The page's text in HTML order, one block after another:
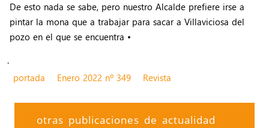
De esto nada se sabe, pero nuestro Alcalde prefiere irse a
pintar la mona que a trabajar para sacar a Villaviciosa del
pozo en el que se encuentra •
.
portada
Enero 2022 nº 349 Revista
otras publicaciones de actualidad